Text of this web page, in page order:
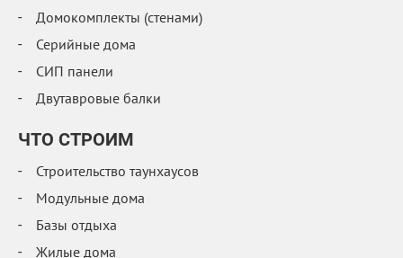
Домокомплекты (стенами)
Серийные дома
СИП панели
Двутавровые балки
ЧТО СТРОИМ
Строительство таунхаусов
Модульные дома
Базы отдыха
Жилые дома